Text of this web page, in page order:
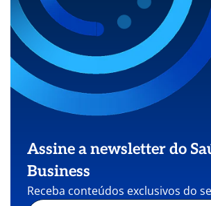
Assine a newsletter do
Business
Receba conteúdos exclusivos do